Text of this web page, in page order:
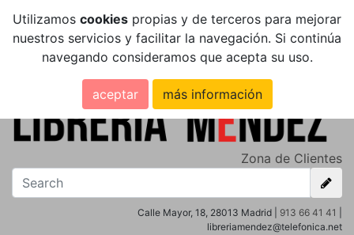
Utilizamos cookies propias y de terceros para mejorar
nuestros servicios y facilitar la navegación. Si continúa
navegando consideramos que acepta su uso.
aceptar más información
Zona de Clientes
Calle Mayor, 18, 28013 Madrid | 913 66 41 41
libreriamendez@telefonica.net